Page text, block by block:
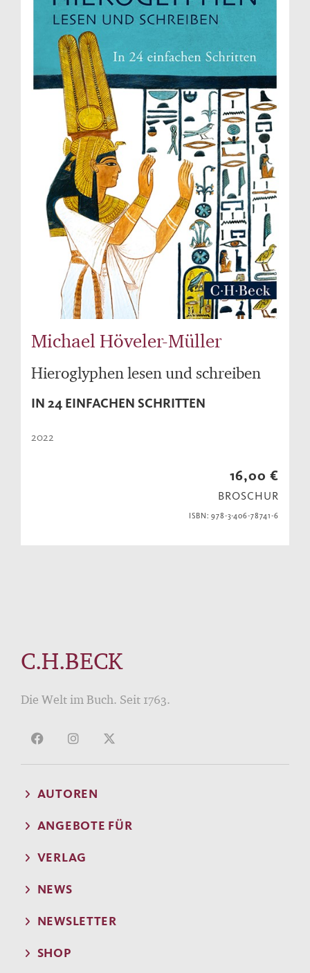
Michael Höveler-Müller
Hieroglyphen lesen und schreiben
IN 24 EINFACHEN SCHRITTEN
2022
16,00 €
BROSCHUR
ISBN: 978-3-406-78741-6
C.H.BECK
Die Welt im Buch. Seit 1763.
AUTOREN
ANGEBOTE FÜR
VERLAG
NEWS
NEWSLETTER
SHOP